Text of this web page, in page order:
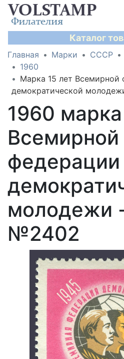
Каталог
Главная Марки СССР
1960
Марка 15 лет Всемирной
демократической
1960
Всемирной
федерации
молодежи
№2402